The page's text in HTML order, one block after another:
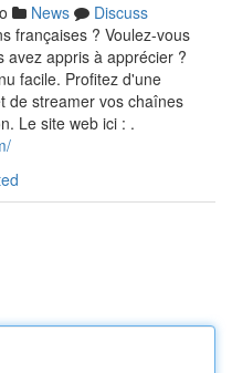
News
Discuss
françaises ? Voulez-vous
avez appris à apprécier ?
facile. Profitez d'une
de streamer vos chaînes
Le site web ici : .